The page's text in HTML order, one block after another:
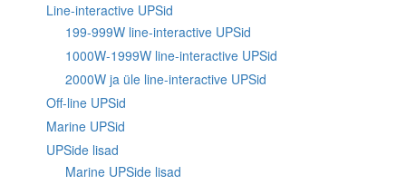
Line-interactive UPSid
199-999W line-interactive UPSid
1000W-1999W line-interactive UPSid
2000W ja üle line-interactive UPSid
Off-line UPSid
Marine UPSid
UPSide lisad
Marine UPSide lisad